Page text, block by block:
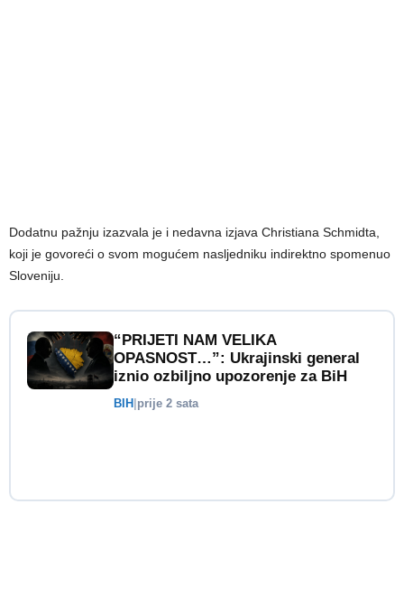
Dodatnu pažnju izazvala je i nedavna izjava Christiana Schmidta,
koji je govoreći o svom mogućem nasljedniku indirektno spomenuo
Sloveniju.
“PRIJETI NAM VELIKA
OPASNOST…”: Ukrajinski general
iznio ozbiljno upozorenje za BiH
BIH prije 2 sata